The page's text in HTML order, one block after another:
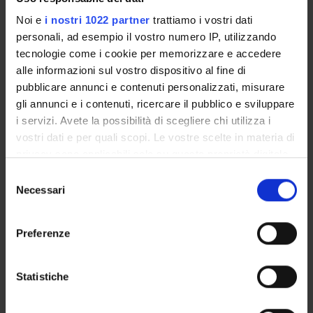
Noi e i nostri 1022 partner trattiamo i vostri dati
personali, ad esempio il vostro numero IP, utilizzando
tecnologie come i cookie per memorizzare e accedere
alle informazioni sul vostro dispositivo al fine di
pubblicare annunci e contenuti personalizzati, misurare
gli annunci e i contenuti, ricercare il pubblico e sviluppare
i servizi. Avete la possibilità di scegliere chi utilizza i
vostri dati e per quali scopi. Le vostre scelte in materia di
modificare o revocare il proprio consenso in qualsiasi
momento dalla Dichiarazione sui cookie o facendo clic
raccogliere informazioni sulla tua posizione
geografica, con un'approssimazione di qualche
delNecessari
Preferenze
Statistiche
Finanziamento:
Programma:RICATENEO - Finanziamenti d'Ateneo per la
Ricerca Scientifica
PARTECIPANTI AL PROGETTO
Massimo Crimi
Professore associato
Proteomica strutturale, funzionale e di espressione
Biochemistry & Molecular Biology (DBT)
Biochemistry & Molecular Biology (DBT) (DBT)
Proteomica strutturale, funzionale e di espressione